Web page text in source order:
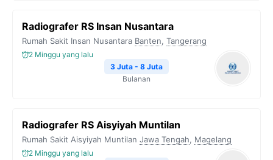
Radiografer RS Insan Nusantara
Rumah Sakit Insan Nusantara Banten, Tangerang
2 Minggu yang lalu
3 Juta - 8 Juta
Bulanan
Radiografer RS Aisyiyah Muntilan
Rumah Sakit Aisyiyah Muntilan Jawa Tengah, Magelang
2 Minggu yang lalu